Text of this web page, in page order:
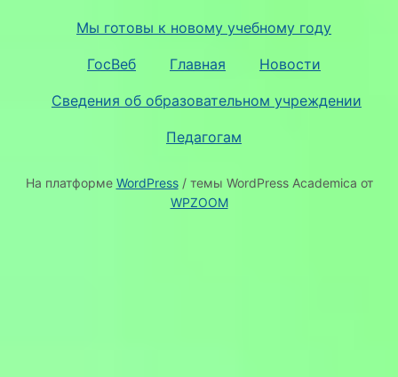
Мы готовы к новому учебному году
ГосВеб Главная Новости
Сведения об образовательном учреждении
Педагогам
На платформе WordPress/ темы WordPress Academica от
WPZOOM